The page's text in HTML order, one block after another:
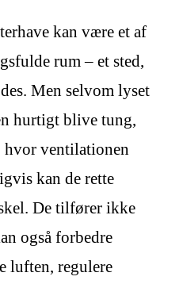
kan være et af
rum – et sted,
Men selvom lyset
hurtigt blive tung,
hvor ventilationen
kan de rette
De tilfører ikke
også forbedre
luften, regulere